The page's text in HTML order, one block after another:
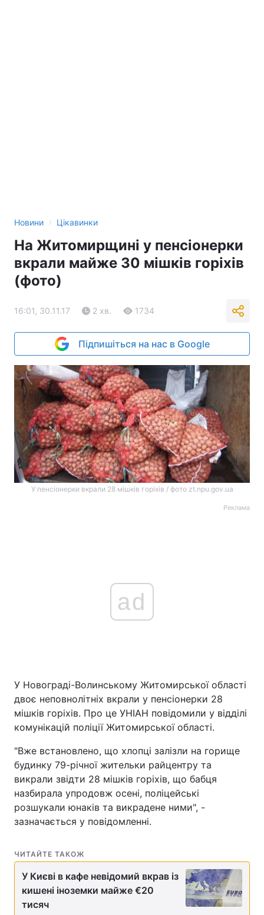
Новини › Цікавинки
На Житомирщині у пенсіонерки
вкрали майже 30 мішків горіхів
(фото)
16:01, 30.11.17 2 хв. 1734
Підпишіться на нас в Google
У пенсіонерки вкрали 28 мішків горіхів / фото zt.npu.gov.ua
Реклама
ad
У Новограді-Волинському Житомирської області
двоє неповнолітніх вкрали у пенсіонерки 28
мішків горіхів. Про це УНІАН повідомили у відділі
комунікацій поліції Житомирської області.
"Вже встановлено, що хлопці залізли на горище
будинку 79-річної жительки райцентру та
викрали звідти 28 мішків горіхів, що бабця
назбирала упродовж осені, поліцейські
розшукали юнаків та викрадене ними", -
зазначається у повідомленні.
ЧИТАЙТЕ ТАКОЖ
У Києві в кафе невідомий вкрав із
кишені іноземки майже €20
тисяч